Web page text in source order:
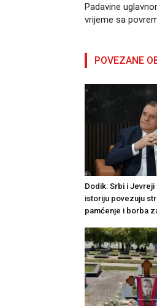
Padavine
vrijeme sa
POVEZANE
Dodik: Srbi i
istoriju povezuju
pamćenje i borba